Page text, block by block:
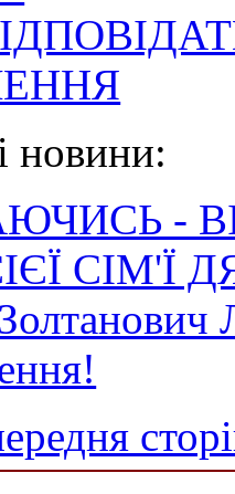
новини:
-
СІМ'Ї